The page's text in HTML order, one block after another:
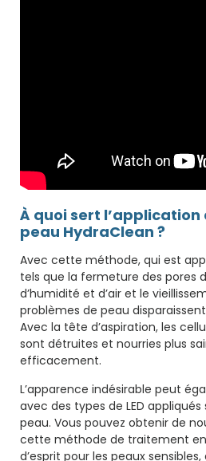
À quoi sert l’application
peau HydraClean ?
Avec cette méthode, qui est
tels que la fermeture des pores
d’humidité et d’air et le
problèmes de peau
Avec la tête d’aspiration, les
sont détruites et nourries plus
efficacement.
L’apparence indésirable peut
avec des types de LED
peau. Vous pouvez obtenir de
cette méthode de traitement
d’esprit pour les peaux